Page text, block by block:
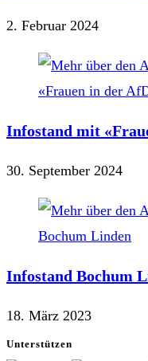
2. Februar 2024
Infostand mit
30. September 2024
Infostand Bochum
18. März 2023
Unterstützen